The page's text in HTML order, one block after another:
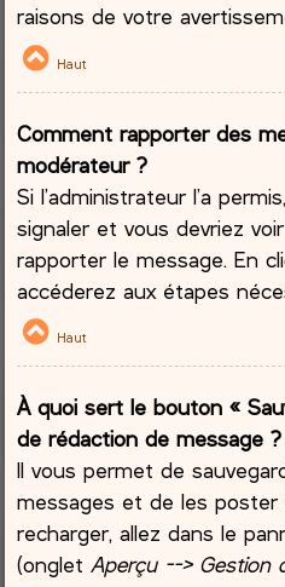
raisons de votre
Haut
Comment rapporter des
modérateur ?
Si l’administrateur l’a
signaler et vous devriez
rapporter le message. En
accéderez aux étapes
Haut
À quoi sert le bouton «
de rédaction de message ?
Il vous permet de
messages et de les poster
recharger, allez dans le
(ongletAperçu --> Gestion